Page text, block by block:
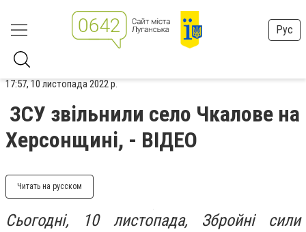
Рус
17:57, 10 листопада 2022 р.
ЗСУ звільнили село Чкалове на
Херсонщині, - ВІДЕО
Читать на русском
Сьогодні, 10 листопада, Збройні сили